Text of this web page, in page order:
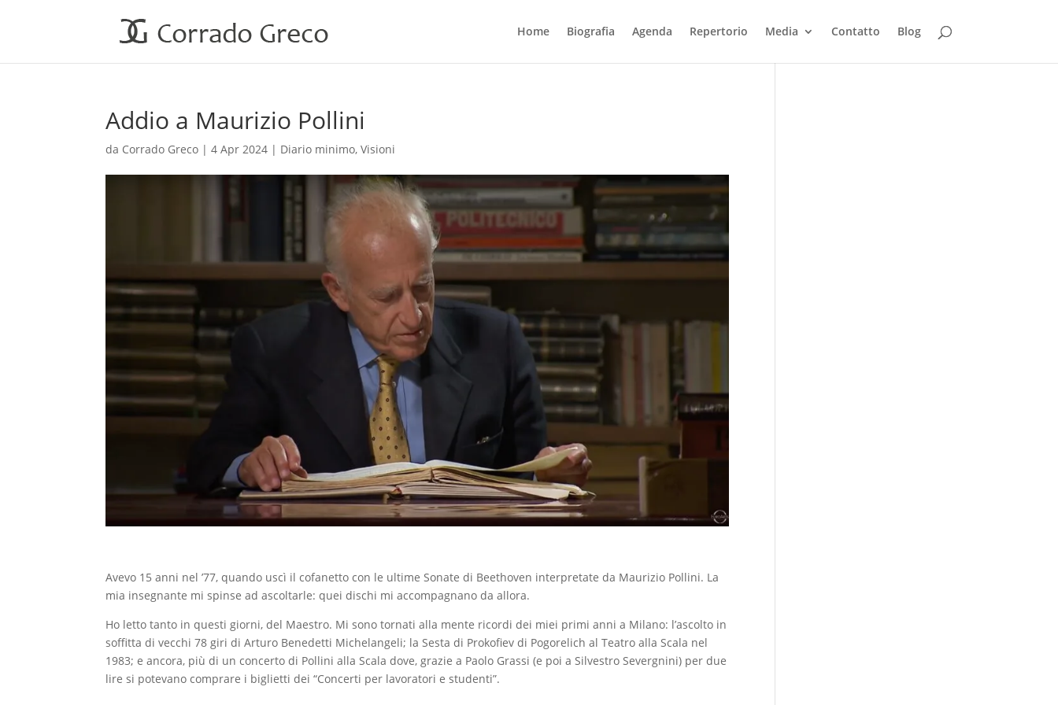
Home Biografia Agenda Repertorio Media Contatto Blog
Addio a Maurizio Pollini
da Corrado Greco |4 Apr 2024 | Diario minimo,Visioni
Avevo 15 anni nel ’77, quando uscì il cofanetto con le ultime Sonate di Beethoven interpretate da Maurizio Pollini. La
mia insegnante mi spinse ad ascoltarle: quei dischi mi accompagnano da allora.
Ho letto tanto in questi giorni, del Maestro. Mi sono tornati alla mente ricordi dei miei primi anni a Milano: l’ascolto in
soffitta di vecchi 78 giri di Arturo Benedetti Michelangeli; la Sesta di Prokofiev di Pogorelich al Teatro alla Scala nel
1983; e ancora, più di un concerto di Pollini alla Scala dove, grazie a Paolo Grassi (e poi a Silvestro Severgnini) per due
lire si potevano comprare i biglietti dei “Concerti per lavoratori e studenti”.